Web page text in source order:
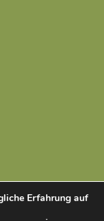
wird keine
Erfahrung auf